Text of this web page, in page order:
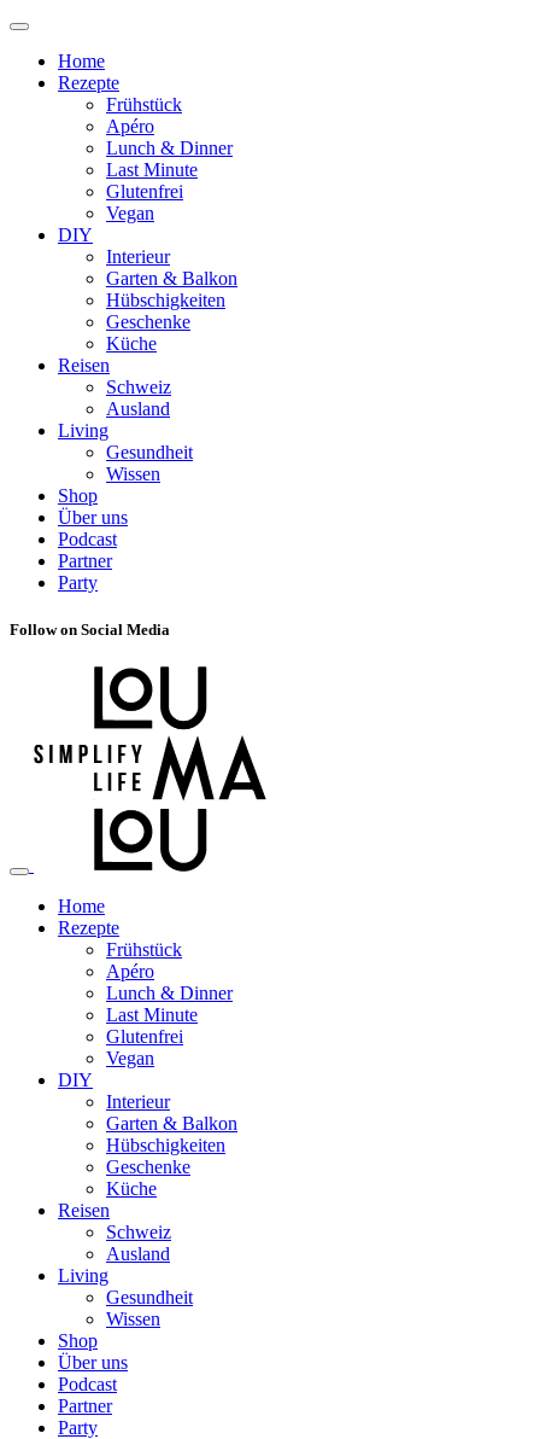
Home
Rezepte
Frühstück
Apéro
Lunch & Dinner
Last Minute
Glutenfrei
Vegan
DIY
Interieur
Garten & Balkon
Hübschigkeiten
Geschenke
Küche
Reisen
Schweiz
Ausland
Living
Gesundheit
Wissen
Shop
Über uns
Podcast
Partner
Party
Follow on Social Media
Home
Rezepte
Frühstück
Apéro
Lunch & Dinner
Last Minute
Glutenfrei
Vegan
DIY
Interieur
Garten & Balkon
Hübschigkeiten
Geschenke
Küche
Reisen
Schweiz
Ausland
Living
Gesundheit
Wissen
Shop
Über uns
Podcast
Partner
Party